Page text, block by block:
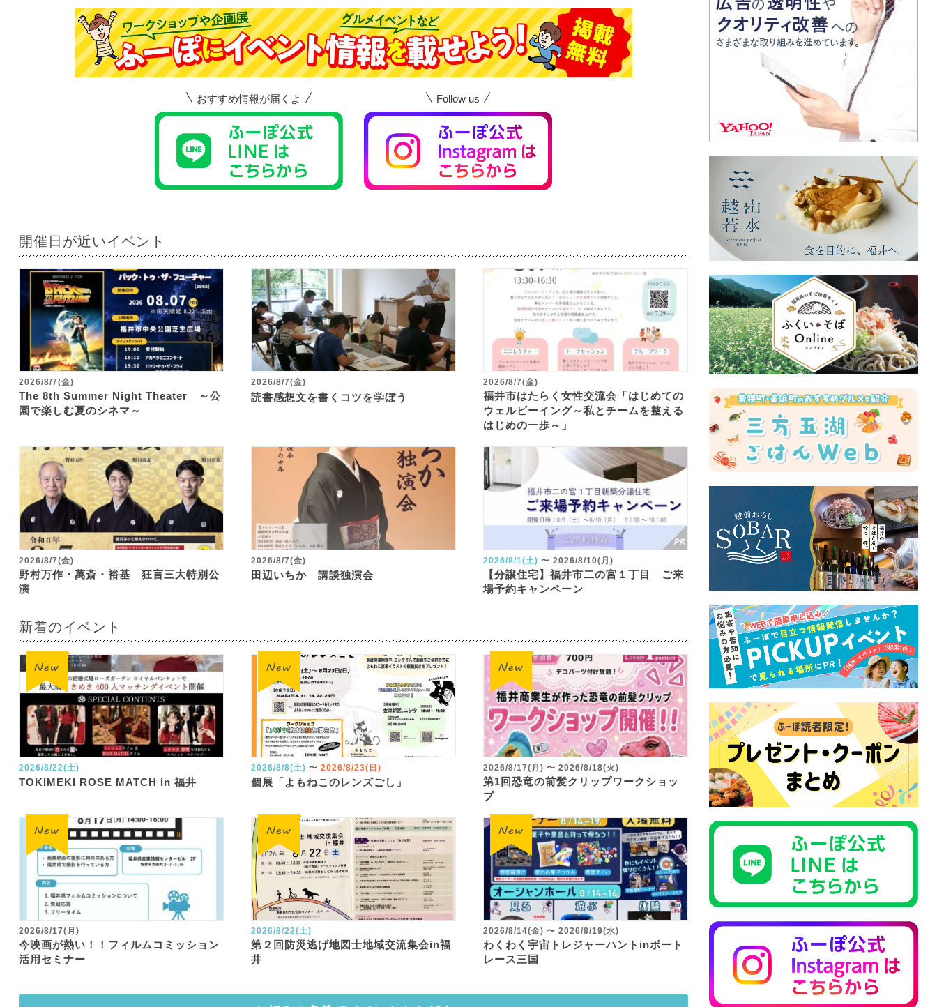
おすすめ情報が届くよ Follow us
開催日が近いイベント
2026/8/7(金)
The 8th Summer Night Theater ～公
園で楽しむ夏のシネマ～
2026/8/7(金)
読書感想文を書くコツを学ぼう
2026/8/7(金)
福井市はたらく女性交流会「はじめての
ウェルビーイング～私とチームを整える
はじめの一歩～」
2026/8/7(金)
野村万作・萬斎・裕基 狂言三大特別公
演
2026/8/7(金)
田辺いちか 講談独演会
2026/8/1(土) 〜 2026/8/10(月)
【分譲住宅】福井市二の宮１丁目 ご来
場予約キャンペーン
新着のイベント
2026/8/22(土)
TOKIMEKI ROSE MATCH in 福井
2026/8/8(土) 〜 2026/8/23(日)
個展「よもねこのレンズごし」
2026/8/17(月) 〜 2026/8/18(火)
第1回恐竜の前髪クリップワークショッ
プ
2026/8/17(月)
今映画が熱い！！フィルムコミッション
活用セミナー
2026/8/22(土)
第２回防災逃げ地図士地域交流集会in福
井
2026/8/14(金) 〜 2026/8/19(水)
わくわく宇宙トレジャーハントinボート
レース三国